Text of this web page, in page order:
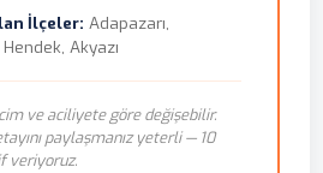
İlçeler: Adapazarı,
Akyazı
ve aciliyete göre değişebilir.
paylaşmanız yeterli — 10
veriyoruz.